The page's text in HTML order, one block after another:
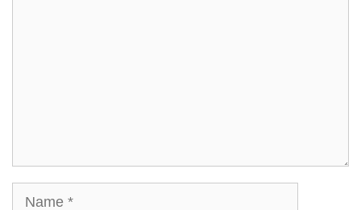
Name